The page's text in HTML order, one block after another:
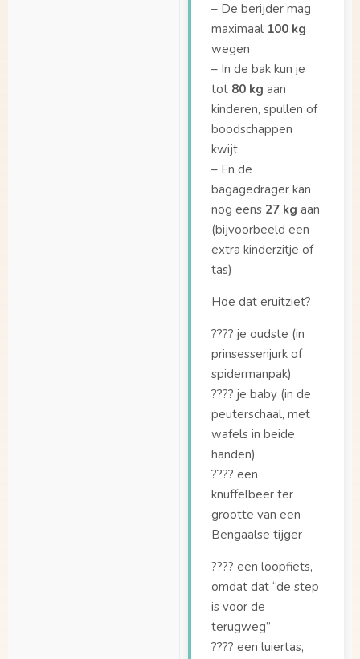
– De berijder mag
maximaal 100 kg
wegen
– In de bak kun je
tot 80 kg aan
kinderen, spullen of
boodschappen
kwijt
– En de
bagagedrager kan
nog eens 27 kg aan
(bijvoorbeeld een
extra kinderzitje of
tas)
Hoe dat eruitziet?
???? je oudste (in
prinsessenjurk of
spidermanpak)
???? je baby (in de
peuterschaal, met
wafels in beide
handen)
???? een
knuffelbeer ter
grootte van een
Bengaalse tijger
???? een loopfiets,
omdat dat “de step
is voor de
terugweg”
???? een luiertas,